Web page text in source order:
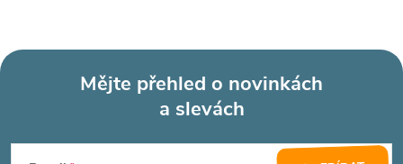
Mějte přehled o novinkách
a slevách